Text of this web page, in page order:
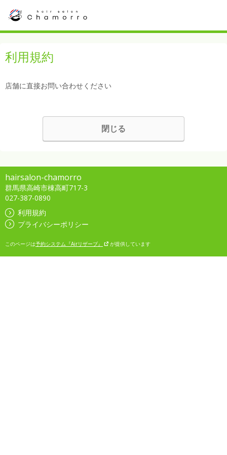
利用規約
店舗に直接お問い合わせください
閉じる
hairsalon-chamorro
群馬県高崎市棟高町717-3
027-387-0890
利用規約
プライバシーポリシー
このページは予約システム『Airリザーブ』 が提供しています